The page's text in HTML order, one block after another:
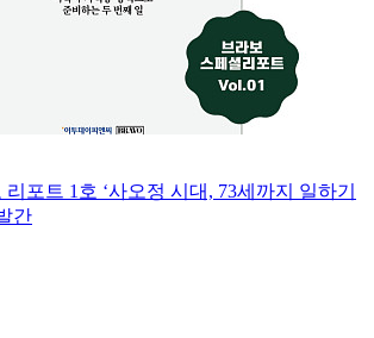
리포트 1호 ‘사오정 시대, 73세까지 일하기
간